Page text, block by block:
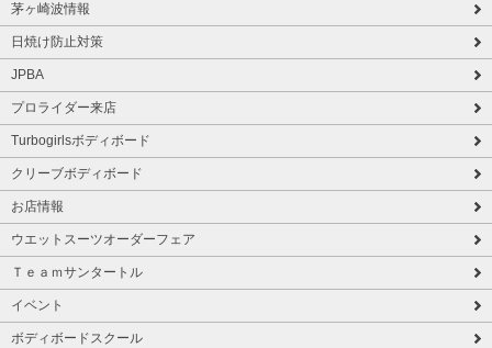
茅ヶ崎波情報
日焼け防止対策
JPBA
プロライダー来店
Turbogirlsボディボード
クリーブボディボード
お店情報
ウエットスーツオーダーフェア
Ｔｅａｍサンタートル
イベント
ボディボードスクール